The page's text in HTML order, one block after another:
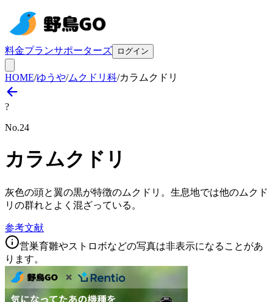
料金プランサポーターズ ログイン
HOME/ゆうや/ムクドリ科/カラムクドリ
?
No.24
カラムクドリ
灰色の頭と翼の黒が特徴のムクドリ。生息地では他のムクド
リの群れとよく混ざっている。
参考文献
営巣育雛やストロボなどの写真は非表示になることがあ
ります。